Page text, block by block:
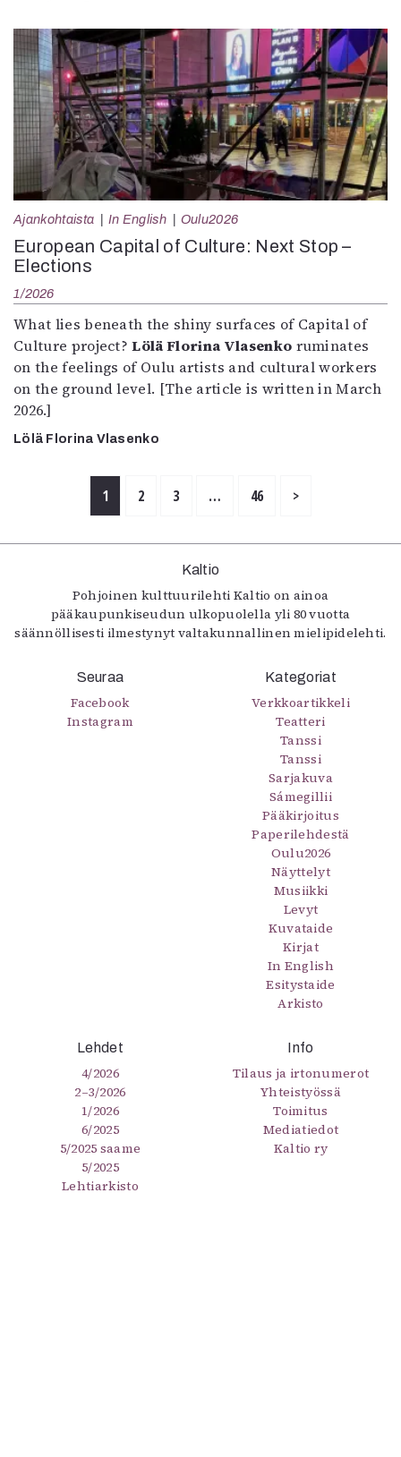
Ajankohtaista In English Oulu2026
European Capital of Culture: Next Stop –
Elections
1/2026
What lies beneath the shiny surfaces of Capital of
Culture project?Lölä Florina Vlasenko ruminates
on the feelings of Oulu artists and cultural workers
on the ground level. [The article is written in March
2026.]
Lölä Florina Vlasenko
1 2 3 … 46 >
Kaltio
Pohjoinen kulttuurilehti Kaltio on ainoa
pääkaupunkiseudun ulkopuolella yli 80 vuotta
säännöllisesti ilmestynyt valtakunnallinen mielipidelehti.
Seuraa
Facebook
Instagram
Kategoriat
Verkkoartikkeli
Teatteri
Tanssi
Tanssi
Sarjakuva
Sámegillii
Pääkirjoitus
Paperilehdestä
Oulu2026
Näyttelyt
Musiikki
Levyt
Kuvataide
Kirjat
In English
Esitystaide
Arkisto
Lehdet
4/2026
2–3/2026
1/2026
6/2025
5/2025 saame
5/2025
Lehtiarkisto
Info
Tilaus ja irtonumerot
Yhteistyössä
Toimitus
Mediatiedot
Kaltio ry